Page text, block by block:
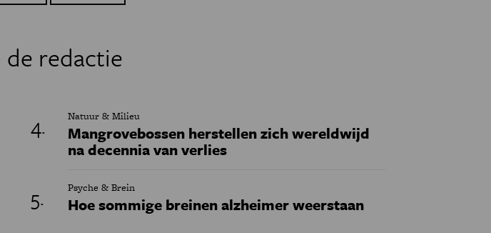
de redactie
Natuur & Milieu
Mangrovebossen herstellen zich wereldwijd
na decennia van verlies
Psyche & Brein
Hoe sommige breinen alzheimer weerstaan